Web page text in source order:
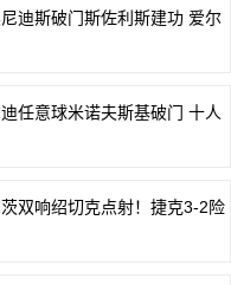
迪斯破门斯佐利斯建功 爱尔
任意球米诺夫斯基破门 十人
双响绍切克点射！捷克3-2险